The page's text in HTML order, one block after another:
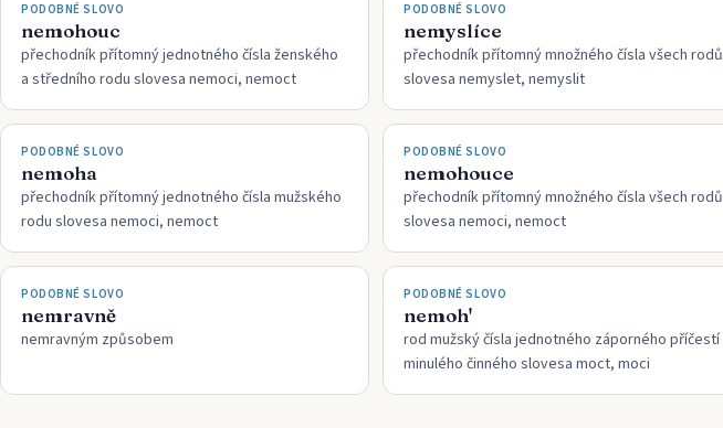
PODOBNÉ SLOVO
nemohouc
přechodník přítomný jednotného čísla ženského
a středního rodu slovesa nemoci, nemoct
PODOBNÉ SLOVO
nemyslíce
přechodník přítomný množného čísla všech rodů
slovesa nemyslet, nemyslit
PODOBNÉ SLOVO
nemoha
přechodník přítomný jednotného čísla mužského
rodu slovesa nemoci, nemoct
PODOBNÉ SLOVO
nemohouce
přechodník přítomný množného čísla všech rodů
slovesa nemoci, nemoct
PODOBNÉ SLOVO
nemravně
nemravným způsobem
PODOBNÉ SLOVO
nemoh'
rod mužský čísla jednotného záporného příčestí
minulého činného slovesa moct, moci